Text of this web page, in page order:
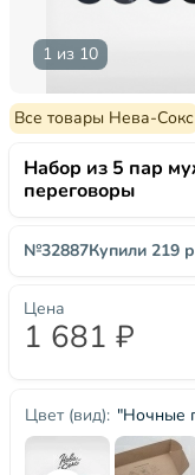
1 из 10
Все товары Нева-Сокс
Набор из 5 пар
переговоры
№32887Купили 219
Цвет (вид): "Ночные
Цена
1 681 ₽